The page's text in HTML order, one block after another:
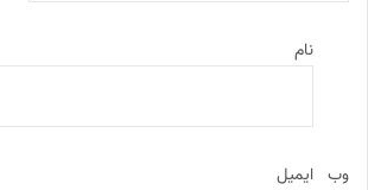
نام
ایمیل وب‌